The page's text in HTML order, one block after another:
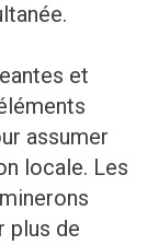
et
assumer
locale. Les
plus de